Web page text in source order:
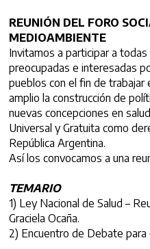
REUNIÓN DEL FORO
MEDIOAMBIENTE
Invitamos a participar a
preocupadas e interesadas
pueblos con el fin de trabajar
amplio la construcción de
nuevas concepciones en
Universal y Gratuita como
República Argentina.
Así los convocamos a una
TEMARIO
1) Ley Nacional de Salud –
Graciela Ocaña.
2) Encuentro de Debate